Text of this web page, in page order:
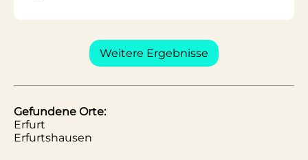
Weitere Ergebnisse
Gefundene Orte:
Erfurt
Erfurtshausen